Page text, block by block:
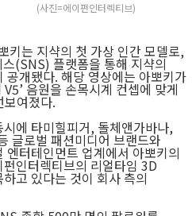
(사진=에이펀인터렉티브)
키는 지샥의 첫 가상 인간 모델로,
(SNS) 플랫폼을 통해 지샥의
공개됐다. 해당 영상에는 아뽀키가
음원을 손목시계 컨셉에 맞게
보여졌다.
에 타미힐피거, 돌체앤가바나,
글로벌 패션미디어 브랜드와
터테인먼트 업계에서 아뽀키의
펀인터렉티브의리얼타임 3D
고 있다는 것이 회사 측의